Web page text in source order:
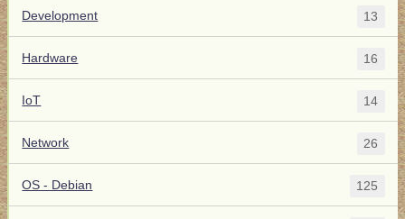
Development 13
Hardware 16
IoT 14
Network 26
OS - Debian 125